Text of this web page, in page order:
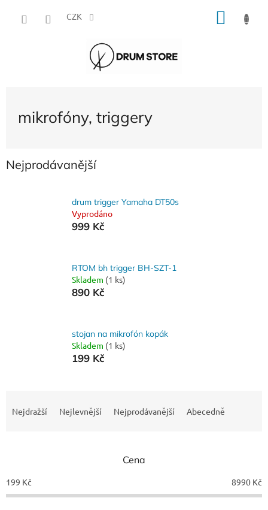
CZK
mikrofóny, triggery
Nejprodávanější
drum trigger Yamaha DT50s
Vyprodáno
999 Kč
RTOM bh trigger BH-SZT-1
Skladem (1 ks)
890 Kč
stojan na mikrofón kopák
Skladem (1 ks)
199 Kč
p
r
o
Nejdražší Nejlevnější Nejprodávanější Abecedně
Cena
199 Kč 8990 Kč